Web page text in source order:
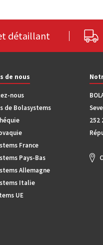
détaillant
de nous
nous
de Bolasystems
France
Pays-Bas
Allemagne
Italie
UE
252